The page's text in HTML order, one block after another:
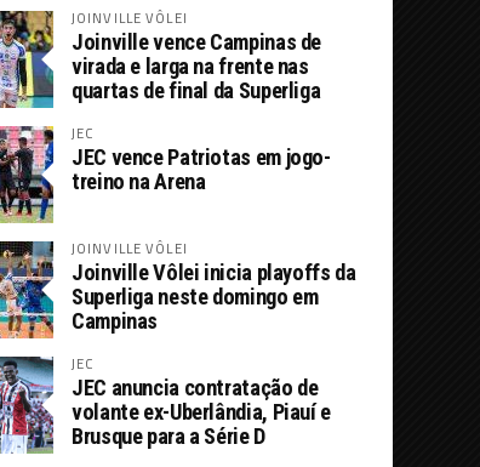
JOINVILLE VÔLEI
Joinville vence Campinas de
virada e larga na frente nas
quartas de final da Superliga
JEC
JEC vence Patriotas em jogo-
treino na Arena
JOINVILLE VÔLEI
Joinville Vôlei inicia playoffs da
Superliga neste domingo em
Campinas
JEC
JEC anuncia contratação de
volante ex-Uberlândia, Piauí e
Brusque para a Série D